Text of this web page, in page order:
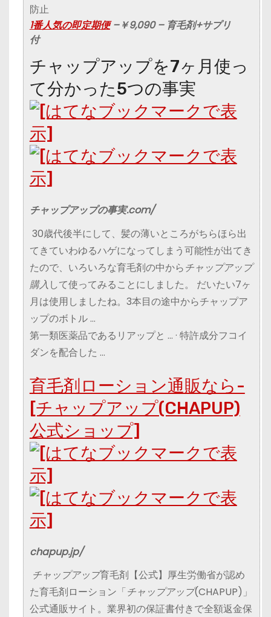
防止
1番人気の即定期便–￥9,090– 育毛剤+サプリ
付
チャップアップを7ヶ月使っ
て分かった5つの事実
チャップアップの事実.com/
30歳代後半にして、髪の薄いところがちらほら出
てきていわゆるハゲになってしまう可能性が出てき
たので、いろいろな育毛剤の中からチャップアップ
購入 して使ってみることにしました。 だいたい7ヶ
月は使用しましたね。3本目の途中からチャップア
ップのボトル …
‎第一類医薬品であるリアップと … · ‎特許成分フコイ
ダンを配合した …
育毛剤ローション通販なら-
[チャップアップ(CHAPUP)
公式ショップ]
chapup.jp/
チャップアップ育毛剤【公式】厚生労働省が認め
た育毛剤ローション「チャップアップ(CHAPUP)」
公式通販サイト。業界初の保証書付きで全額返金保